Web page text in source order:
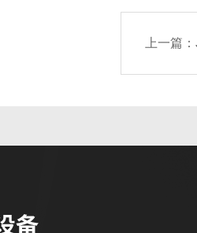
上一篇：